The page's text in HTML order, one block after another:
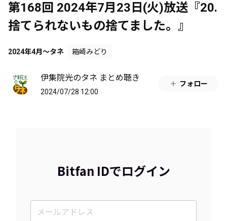
第168回 2024年7月23日(火)放送『20.
捨てられないもの捨てました。』
2024年4月～タネ 箱崎みどり
伊集院光のタネ まとめ聴き
2024/07/28 12:00
フォロー
Bitfan IDでログイン